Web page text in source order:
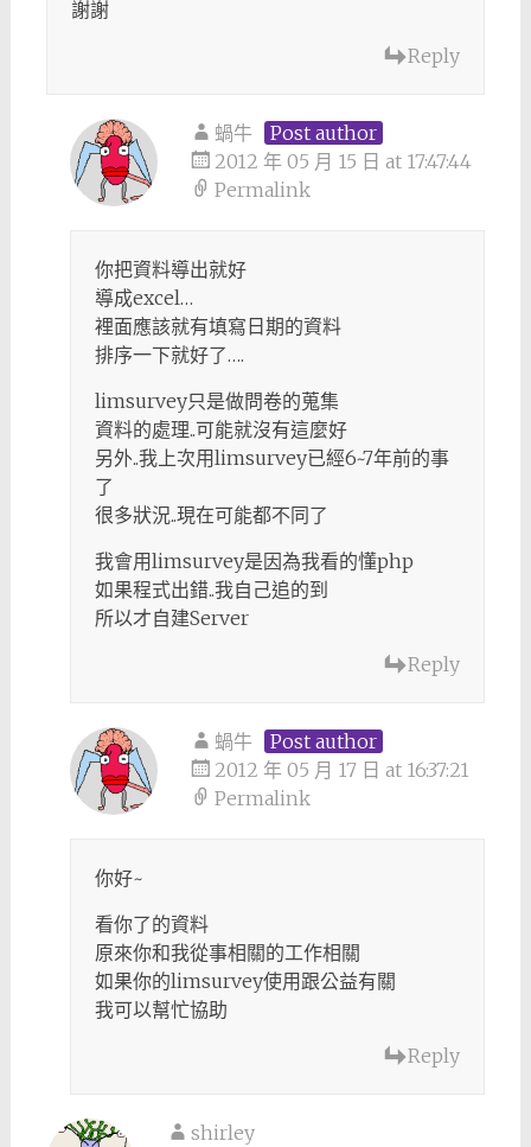
謝謝
Reply
蝸牛
Post author
2012 年 05 月 15 日 at 17:47:44
Permalink
你把資料導出就好
導成excel…
裡面應該就有填寫日期的資料
排序一下就好了….
limsurvey只是做問卷的蒐集
資料的處理..可能就沒有這麼好
另外..我上次用limsurvey已經6~7年前的事
了
很多狀況..現在可能都不同了
我會用limsurvey是因為我看的懂php
如果程式出錯..我自己追的到
所以才自建Server
Reply
蝸牛
Post author
2012 年 05 月 17 日 at 16:37:21
Permalink
你好~
看你了的資料
原來你和我從事相關的工作相關
如果你的limsurvey使用跟公益有關
我可以幫忙協助
Reply
shirley